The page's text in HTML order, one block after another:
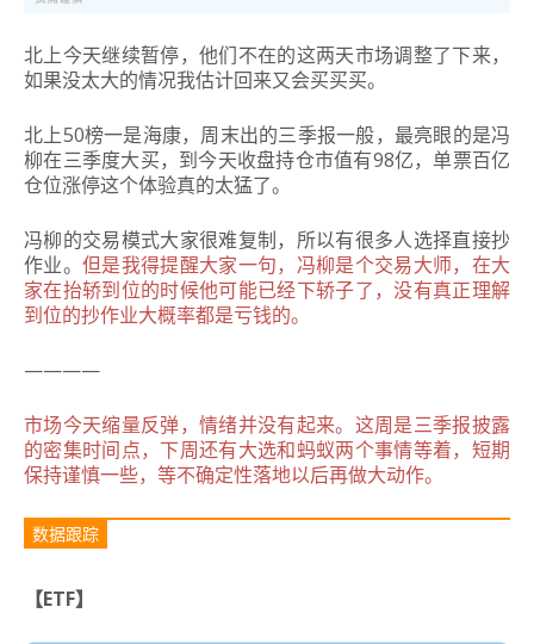
北上今天继续暂停，他们不在的这两天市场调整了下来，
如果没太大的情况我估计回来又会买买买。
北上50榜一是海康，周末出的三季报一般，最亮眼的是冯
柳在三季度大买，到今天收盘持仓市值有98亿，单票百亿
仓位涨停这个体验真的太猛了。
冯柳的交易模式大家很难复制，所以有很多人选择直接抄
作业。 但是我得提醒大家一句，冯柳是个交易大师，在大
家在抬轿到位的时候他可能已经下轿子了，没有真正理解
到位的抄作业大概率都是亏钱的。
————
市场今天缩量反弹，情绪并没有起来。这周是三季报披露
的密集时间点，下周还有大选和蚂蚁两个事情等着，短期
保持谨慎一些，等不确定性落地以后再做大动作。
数据跟踪
【ETF】